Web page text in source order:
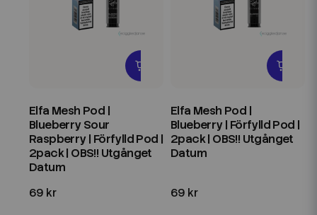
Elfa Mesh Pod |
Blueberry Sour
Raspberry | Förfylld Pod |
2pack | OBS!! Utgånget
Datum
69 kr
Elfa Mesh Pod |
Blueberry | Förfylld Pod |
2pack | OBS!! Utgånget
Datum
69 kr